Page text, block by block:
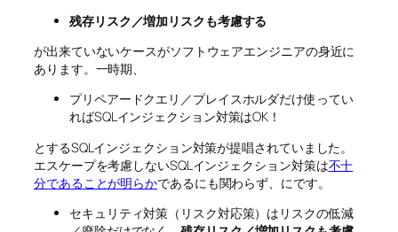
残存リスク／増加リスクも考慮する
が出来ていないケースがソフトウェアエンジニアの身近に
あります。一時期、
プリペアードクエリ／プレイスホルダだけ使ってい
ればSQLインジェクション対策はOK！
とするSQLインジェクション対策が提唱されていました。
エスケープを考慮しないSQLインジェクション対策は不十
分であることが明らかであるにも関わらず、にです。
セキュリティ対策（リスク対応策）はリスクの低減